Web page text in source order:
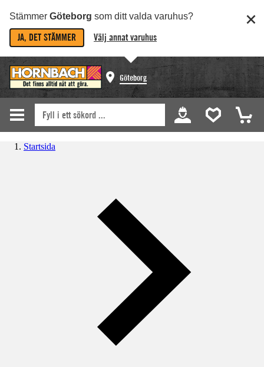
Stämmer Göteborg som ditt valda varuhus?
JA, DET STÄMMER Välj annat varuhus
Göteborg
Startsida